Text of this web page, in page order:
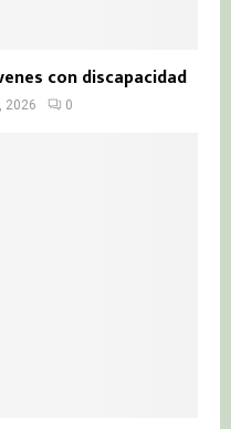
con discapacidad
2026 0